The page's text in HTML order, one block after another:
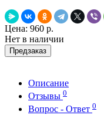
Цена: 960 р.
Нет в наличии
Предзаказ
Описание
Отзывы 0
Вопрос - Ответ 0